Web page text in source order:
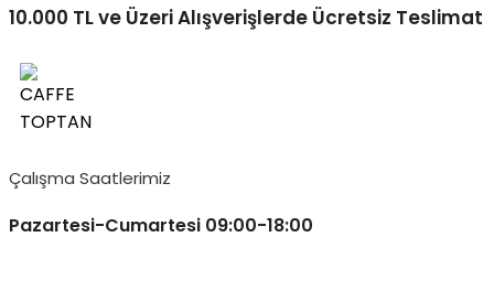
10.000 TL ve Üzeri Alışverişlerde Ücretsiz Teslimat
Çalışma Saatlerimiz
Pazartesi-Cumartesi 09:00-18:00